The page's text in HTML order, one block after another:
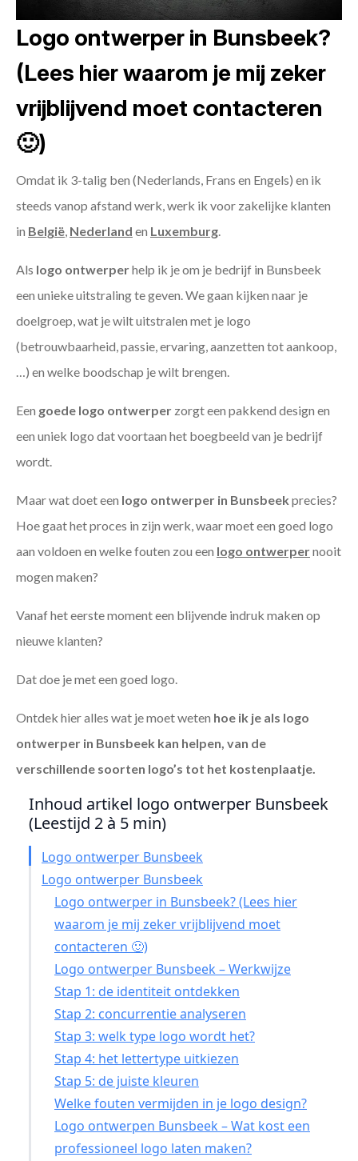
Logo ontwerper in Bunsbeek?
(Lees hier waarom je mij zeker
vrijblijvend moet contacteren
🙂)
Omdat ik 3-talig ben (Nederlands, Frans en Engels) en ik
steeds vanop afstand werk, werk ik voor zakelijke klanten
in België, Nederland en Luxemburg.
Als logo ontwerperhelp ik je om je bedrijf in Bunsbeek
een unieke uitstraling te geven. We gaan kijken naar je
doelgroep, wat je wilt uitstralen met je logo
(betrouwbaarheid, passie, ervaring, aanzetten tot aankoop,
…) en welke boodschap je wilt brengen.
Een goede logo ontwerper zorgt een pakkend design en
een uniek logo dat voortaan het boegbeeld van je bedrijf
wordt.
Maar wat doet een logo ontwerper in Bunsbeek precies?
Hoe gaat het proces in zijn werk, waar moet een goed logo
aan voldoen en welke fouten zou een logo ontwerpernooit
mogen maken?
Vanaf het eerste moment een blijvende indruk maken op
nieuwe klanten?
Dat doe je met een goed logo.
Ontdek hier alles wat je moet weten hoe ik je als logo
ontwerper in Bunsbeek kan helpen, van de
verschillende soorten logo’s tot het kostenplaatje.
Inhoud artikel logo ontwerper Bunsbeek
(Leestijd 2 à 5 min)
Logo ontwerper Bunsbeek
Logo ontwerper Bunsbeek
Logo ontwerper in Bunsbeek? (Lees hier
waarom je mij zeker vrijblijvend moet
contacteren 🙂)
Logo ontwerper Bunsbeek – Werkwijze
Stap 1: de identiteit ontdekken
Stap 2: concurrentie analyseren
Stap 3: welk type logo wordt het?
Stap 4: het lettertype uitkiezen
Stap 5: de juiste kleuren
Welke fouten vermijden in je logo design?
Logo ontwerpen Bunsbeek – Wat kost een
professioneel logo laten maken?